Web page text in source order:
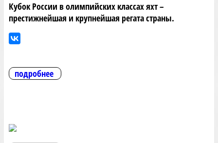
Кубок России в олимпийских классах яхт –
престижнейшая и крупнейшая регата страны.
подробнее